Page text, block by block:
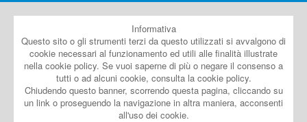
Informativa
Questo sito o gli strumenti terzi da questo utilizzati si avvalgono di
cookie necessari al funzionamento ed utili alle finalità illustrate
nella cookie policy. Se vuoi saperne di più o negare il consenso a
tutti o ad alcuni cookie, consulta la cookie policy.
Chiudendo questo banner, scorrendo questa pagina, cliccando su
un link o proseguendo la navigazione in altra maniera, acconsenti
all'uso dei cookie.